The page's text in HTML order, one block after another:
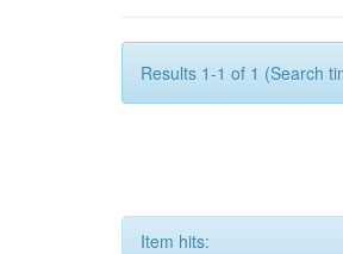
Results 1-1 of 1 (Search
Item hits: